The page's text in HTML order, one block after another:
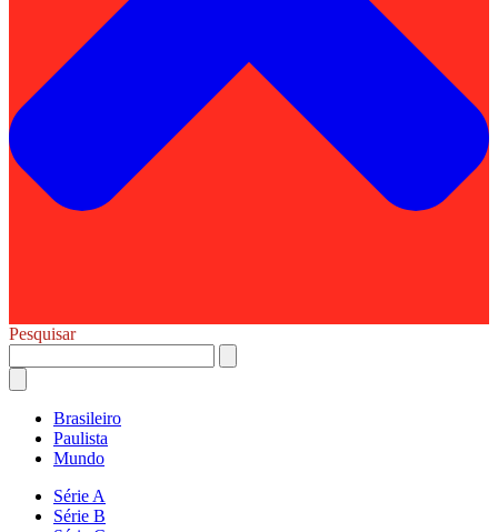
Pesquisar
Brasileiro
Paulista
Mundo
Série A
Série B